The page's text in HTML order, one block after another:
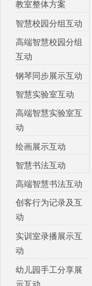
教室整体方案
智慧校园分组互动
高端智慧校园分组
互动
钢琴同步展示互动
智慧实验室互动
高端智慧实验室互
动
绘画展示互动
智慧书法互动
高端智慧书法互动
创客行为记录及互
动
实训室录播展示互
动
幼儿园手工分享展